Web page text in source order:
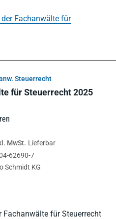
Fachanwälte für
Steuerrecht
für Steuerrecht 2025
für Steuerrecht
MwSt. Lieferbar
62690-7
Schmidt KG